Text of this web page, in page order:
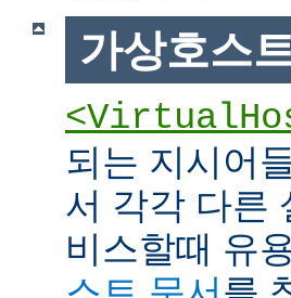
가상호스
되는 지시어
서 각각 다른
비스할때 유